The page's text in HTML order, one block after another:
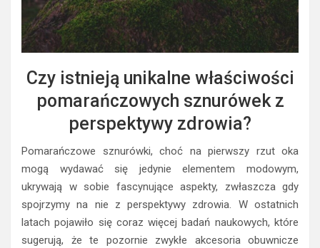
Czy istnieją unikalne właściwości
pomarańczowych sznurówek z
perspektywy zdrowia?
Pomarańczowe sznurówki, choć na pierwszy rzut oka
mogą wydawać się jedynie elementem modowym,
ukrywają w sobie fascynujące aspekty, zwłaszcza gdy
spojrzymy na nie z perspektywy zdrowia. W ostatnich
latach pojawiło się coraz więcej badań naukowych, które
sugerują, że te pozornie zwykłe akcesoria obuwnicze